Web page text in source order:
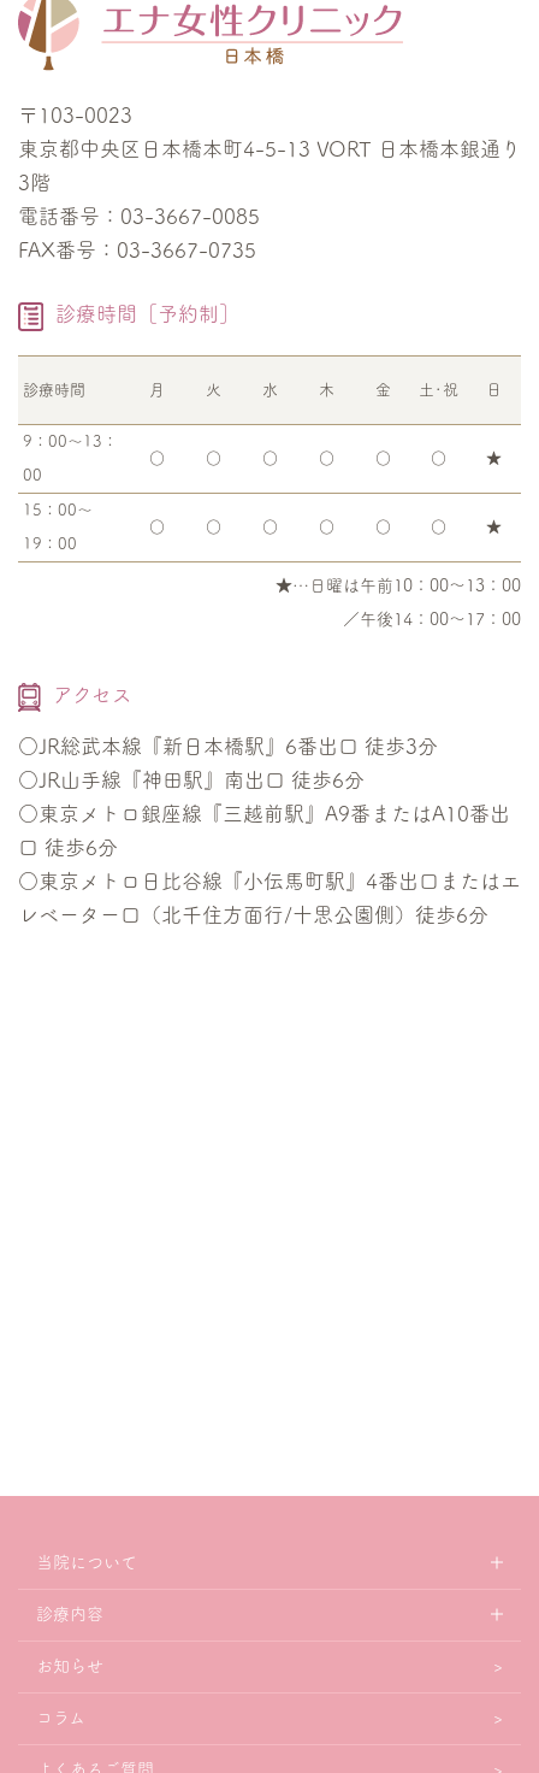
〒103-0023
東京都中央区日本橋本町4-5-13 VORT 日本橋本銀通り
3階
電話番号：03-3667-0085
FAX番号：03-3667-0735
診療時間［予約制］
診療時間 月 火 水 木 金 土･祝 日
9：00～13：
00
○ ○ ○ ○ ○ ○ ★
15：00～
19：00
○ ○ ○ ○ ○ ○ ★
★…日曜は午前10：00～13：00
／午後14：00～17：00
アクセス
○JR総武本線『新日本橋駅』6番出口 徒歩3分
○JR山手線『神田駅』南出口 徒歩6分
○東京メトロ銀座線『三越前駅』A9番またはA10番出
口 徒歩6分
○東京メトロ日比谷線『小伝馬町駅』4番出口またはエ
レベーター口（北千住方面行/十思公園側）徒歩6分
当院について
診療内容
お知らせ
コラム
よくあるご質問